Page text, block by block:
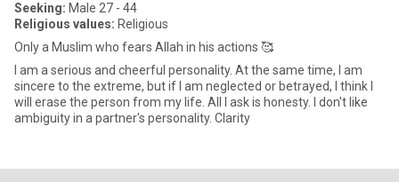
Seeking: Male 27 - 44
Religious values: Religious
Only a Muslim who fears Allah in his actions 🥰
I am a serious and cheerful personality. At the same time, I am
sincere to the extreme, but if I am neglected or betrayed, I think I
will erase the person from my life. All I ask is honesty. I don't like
ambiguity in a partner's personality. Clarity